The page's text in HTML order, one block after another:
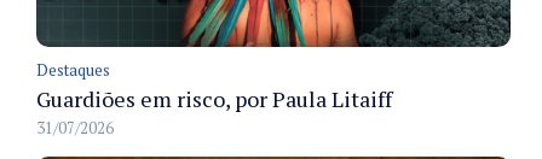
Destaques
Guardiões em risco, por Paula Litaiff
31/07/2026